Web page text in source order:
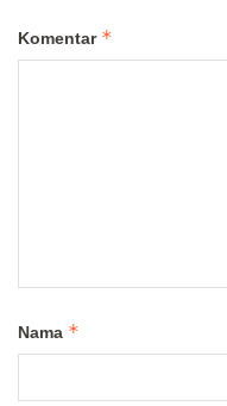
Komentar *
Nama *